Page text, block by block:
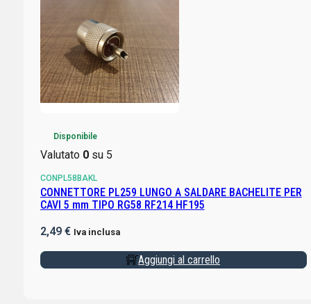
Disponibile
Valutato 0su 5
CONPL58BAKL
CONNETTORE PL259 LUNGO A SALDARE BACHELITE PER
CAVI 5 mm TIPO RG58 RF214 HF195
2,49 € Iva inclusa
Aggiungi al carrello